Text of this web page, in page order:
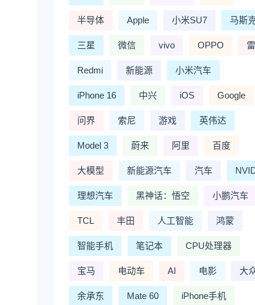
半导体 Apple 小米SU7 马斯
三星 微信 vivo OPPO
Redmi 新能源 小米汽车
iPhone 16 中兴 iOS Google
问界 索尼 游戏 英伟达
Model 3 蔚来 阿里 百度
大模型 新能源汽车 汽车
理想汽车 黑神话：悟空 小鹏汽车
TCL 丰田 人工智能 鸿蒙
智能手机 笔记本 CPU处理器
宝马 电动车 AI 电影 大
余承东 Mate 60 iPhone手机